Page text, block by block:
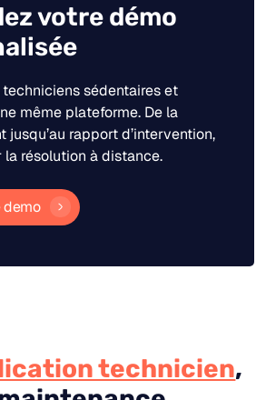
votre démo
sédentaires et
même plateforme. De la
jusqu’au rapport d’intervention,
la résolution à distance.
demo
technicien,